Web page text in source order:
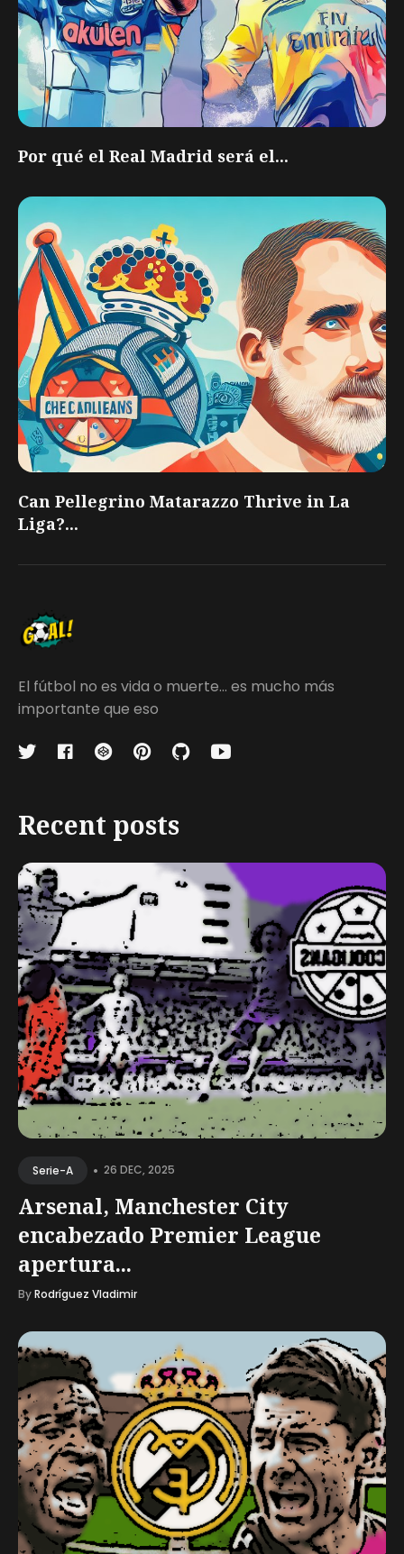
Por qué el Real Madrid será el...
Can Pellegrino Matarazzo Thrive in La
Liga?...
El fútbol no es vida o muerte... es mucho más
importante que eso
Recent posts
Serie-A • 26 DEC, 2025
Arsenal, Manchester City
encabezado Premier League
apertura...
ByRodríguez Vladimir